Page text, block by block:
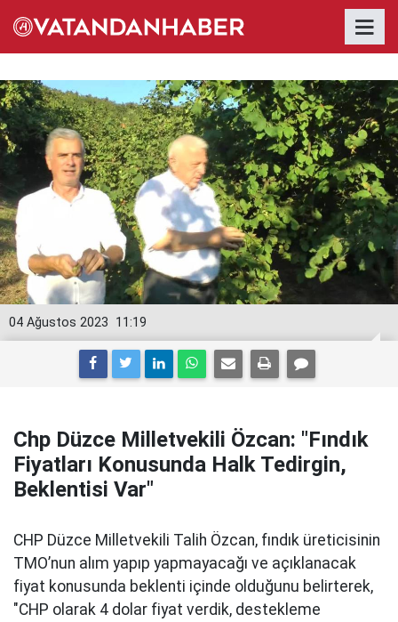
11:19
04 Ağustos 2023
Chp Düzce Milletvekili Özcan: "Fındık
Fiyatları Konusunda Halk Tedirgin,
Beklentisi Var"
CHP Düzce Milletvekili Talih Özcan, fındık üreticisinin
TMO’nun alım yapıp yapmayacağı ve açıklanacak
fiyat konusunda beklenti içinde olduğunu belirterek,
"CHP olarak 4 dolar fiyat verdik, destekleme